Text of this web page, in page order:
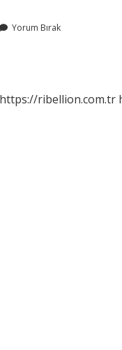
Yorum Bırak
https://ribellion.com.tr